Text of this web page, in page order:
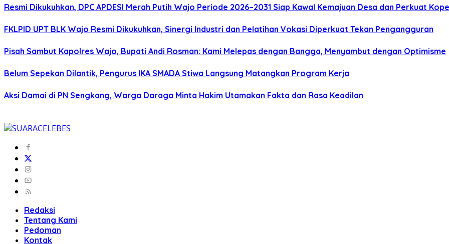
Resmi Dikukuhkan, DPC APDESI Merah Putih Wajo Periode 2026–2031 Siap Kawal Kemajuan Desa dan Perkuat
FKLPID UPT BLK Wajo Resmi Dikukuhkan, Sinergi Industri dan Pelatihan Vokasi Diperkuat Tekan Pengangguran
Pisah Sambut Kapolres Wajo, Bupati Andi Rosman: Kami Melepas dengan Bangga, Menyambut dengan Optimisme
Belum Sepekan Dilantik, Pengurus IKA SMADA Stiwa Langsung Matangkan Program Kerja
Aksi Damai di PN Sengkang, Warga Daraga Minta Hakim Utamakan Fakta dan Rasa Keadilan
Redaksi
Tentang Kami
Pedoman
Kontak